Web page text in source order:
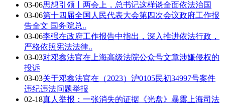
03-06思想引领丨两会上，总书记这样谈全面依法治国
03-06第十四届全国人民代表大会第四次会议政府工作报
告全文 国务院总..
03-06李强在政府工作报告中指出，深入推进依法行政，
严格依照宪法法律..
03-03对邓鑫法官在上海高级法院公众号文章涉嫌侵权的
投诉
03-03关于邓鑫法官在（2023）沪0105民初34997号案件
违纪违法问题举报
02-18真人举报：一张消失的证据《光盘》暴露上海司法